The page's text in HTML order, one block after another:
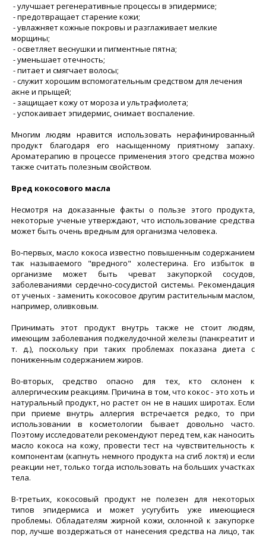
- улучшает регенеративные процессы в эпидермисе;
- предотвращает старение кожи;
- увлажняет кожные покровы и разглаживает мелкие
морщины;
- осветляет веснушки и пигментные пятна;
- уменьшает отечность;
- питает и смягчает волосы;
- служит хорошим вспомогательным средством для лечения
акне и прыщей;
- защищает кожу от мороза и ультрафиолета;
- успокаивает эпидермис, снимает воспаление.
Многим людям нравится использовать нерафинированный
продукт благодаря его насыщенному приятному запаху.
Ароматерапию в процессе применения этого средства можно
также считать полезным свойством.
Вред кокосового масла
Несмотря на доказанные факты о пользе этого продукта,
некоторые ученые утверждают, что использование средства
может быть очень вредным для организма человека.
Во-первых, масло кокоса известно повышенным содержанием
так называемого "вредного" холестерина. Его избыток в
организме может быть чреват закупоркой сосудов,
заболеваниями сердечно-сосудистой системы. Рекомендация
от ученых - заменить кокосовое другим растительным маслом,
например, оливковым.
Принимать этот продукт внутрь также не стоит людям,
имеющим заболевания поджелудочной железы (панкреатит и
т. д.), поскольку при таких проблемах показана диета с
пониженным содержанием жиров.
Во-вторых, средство опасно для тех, кто склонен к
аллергическим реакциям. Причина в том, что кокос - это хоть и
натуральный продукт, но растет он не в наших широтах. Если
при приеме внутрь аллергия встречается редко, то при
использовании в косметологии бывает довольно часто.
Поэтому исследователи рекомендуют перед тем, как наносить
масло кокоса на кожу, провести тест на чувствительность к
компонентам (капнуть немного продукта на сгиб локтя) и если
реакции нет, только тогда использовать на больших участках
тела.
В-третьих, кокосовый продукт не полезен для некоторых
типов эпидермиса и может усугубить уже имеющиеся
проблемы. Обладателям жирной кожи, склонной к закупорке
пор, лучше воздержаться от нанесения средства на лицо, так